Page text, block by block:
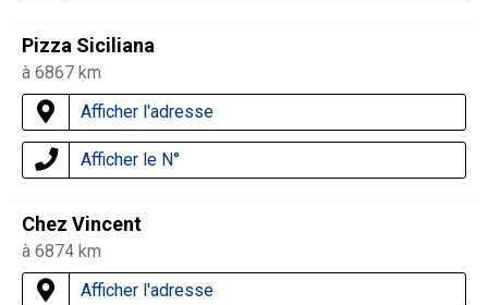
Pizza Siciliana
à 6867 km
Afficher l'adresse
Afficher le N°
Chez Vincent
à 6874 km
Afficher l'adresse